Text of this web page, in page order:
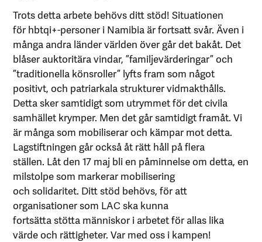
Trots detta arbete behövs ditt stöd! Situationen
för hbtqi+-personer i Namibia är fortsatt svår. Även i
många andra länder världen över går det bakåt. Det
blåser auktoritära vindar, ”familjevärderingar” och
”traditionella könsroller” lyfts fram som något
positivt, och patriarkala strukturer vidmakthålls.
Detta sker samtidigt som utrymmet för det civila
samhället krymper. Men det går samtidigt framåt. Vi
är många som mobiliserar och kämpar mot detta.
Lagstiftningen går också åt rätt håll på flera
ställen. Låt den 17 maj bli en påminnelse om detta, en
milstolpe som markerar mobilisering
och solidaritet. Ditt stöd behövs, för att
organisationer som LAC ska kunna
fortsätta stötta människor i arbetet för allas lika
värde och rättigheter. Var med oss i kampen!